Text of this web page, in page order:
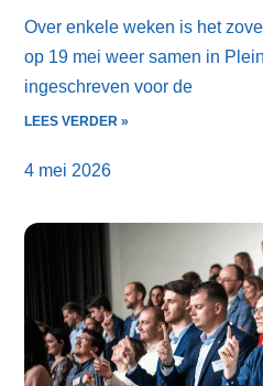
Over enkele weken is het
op 19 mei weer samen in
ingeschreven voor de
LEES VERDER »
4 mei 2026